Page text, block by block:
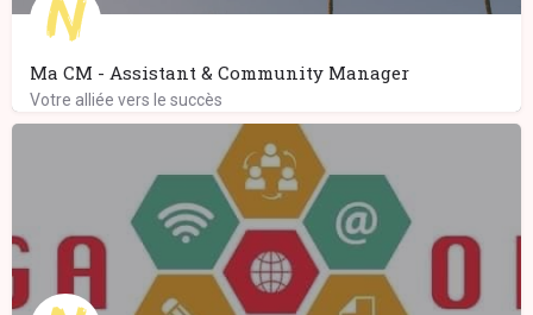
Ma CM - Assistant & Community Manager
Votre alliée vers le succès